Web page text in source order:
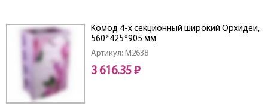
Артикул: M2638
Комод 4-х секционный широкий Орхидеи,
560*425*905 мм
3 616.35 ₽